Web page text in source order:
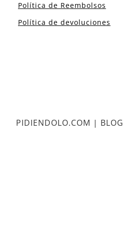
Política de Reembolsos
Política de devoluciones
PIDIENDOLO.COM | BLOG